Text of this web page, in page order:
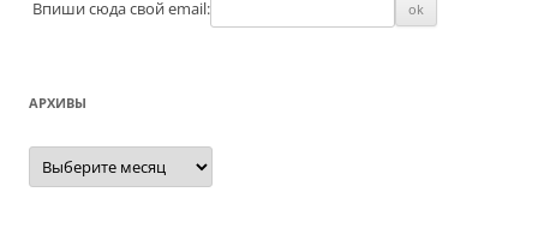
Впиши сюда свой email:
АРХИВЫ
Архивы